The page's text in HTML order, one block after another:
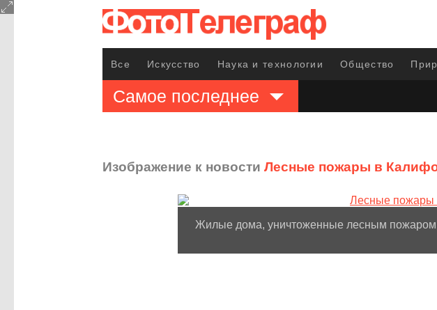
Все Искусство Наука и технологии Общество
Самое последнее
Изображение к новости Лесные пожары в
Жилые дома, уничтоженные лесным пожаром